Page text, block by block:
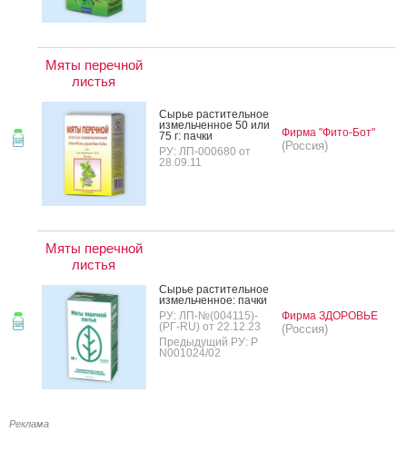
Мяты перечной
листья
Сырье рас­ти­тель­ное
из­мель­чен­ное 50 или
75 г: пач­ки
РУ: ЛП-000680 от
28.09.11
Фирма "Фито-Бот"
(Россия)
Мяты перечной
листья
Сырье рас­ти­тель­ное
из­мель­чен­ное: пач­ки
РУ: ЛП-№(004115)-
(РГ-RU) от 22.12.23
Предыдущий РУ: Р
N001024/02
Фирма ЗДОРОВЬЕ
(Россия)
Реклама